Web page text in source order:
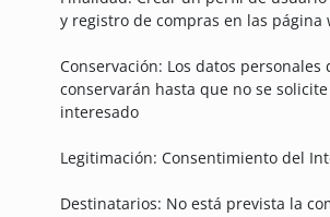
y registro de compras en las página
Conservación: Los datos
conservarán hasta que no se
interesado
Legitimación: Consentimiento del
Destinatarios: No está prevista la